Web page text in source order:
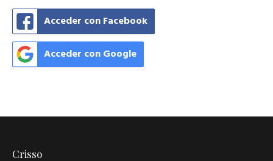
Acceder con Facebook
Acceder con Google
Crisso